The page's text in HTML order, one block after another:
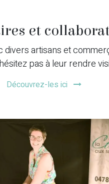
et
divers artisans et
pas à leur rendre
Découvrez-les ici